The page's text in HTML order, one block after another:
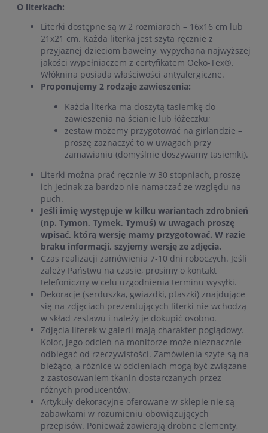
O literkach:
Literki dostępne są w 2 rozmiarach – 16x16 cm lub
21x21 cm. Każda literka jest szyta ręcznie z
przyjaznej dzieciom bawełny, wypychana najwyższej
jakości wypełniaczem z certyfikatem Oeko-Tex®.
Włóknina posiada właściwości antyalergiczne.
Proponujemy 2 rodzaje zawieszenia:
Każda literka ma doszytą tasiemkę do
zawieszenia na ścianie lub łóżeczku;
zestaw możemy przygotować na girlandzie –
proszę zaznaczyć to w uwagach przy
zamawianiu (domyślnie doszywamy tasiemki).
Literki można prać ręcznie w 30 stopniach, proszę
ich jednak za bardzo nie namaczać ze względu na
puch.
Jeśli imię występuje w kilku wariantach zdrobnień
(np. Tymon, Tymek, Tymuś) w uwagach proszę
wpisać, którą wersję mamy przygotować. W razie
braku informacji, szyjemy wersję ze zdjęcia.
Czas realizacji zamówienia 7-10 dni roboczych. Jeśli
zależy Państwu na czasie, prosimy o kontakt
telefoniczny w celu uzgodnienia terminu wysyłki.
Dekoracje (serduszka, gwiazdki, ptaszki) znajdujące
się na zdjęciach prezentujących literki nie wchodzą
w skład zestawu i należy je dokupić osobno.
Zdjęcia literek w galerii mają charakter poglądowy.
Kolor, jego odcień na monitorze może nieznacznie
odbiegać od rzeczywistości. Zamówienia szyte są na
bieżąco, a różnice w odcieniach mogą być związane
z zastosowaniem tkanin dostarczanych przez
różnych producentów.
Artykuły dekoracyjne oferowane w sklepie nie są
zabawkami w rozumieniu obowiązujących
przepisów. Ponieważ zawierają drobne elementy,